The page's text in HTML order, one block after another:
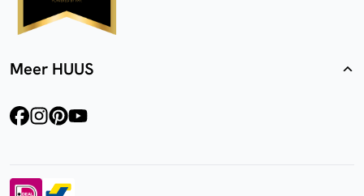
Meer HUUS
facebookinstagram
pinterest
youtube